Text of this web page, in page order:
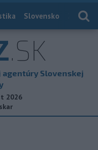
Slovensko
.SK
Slovenskej
2026